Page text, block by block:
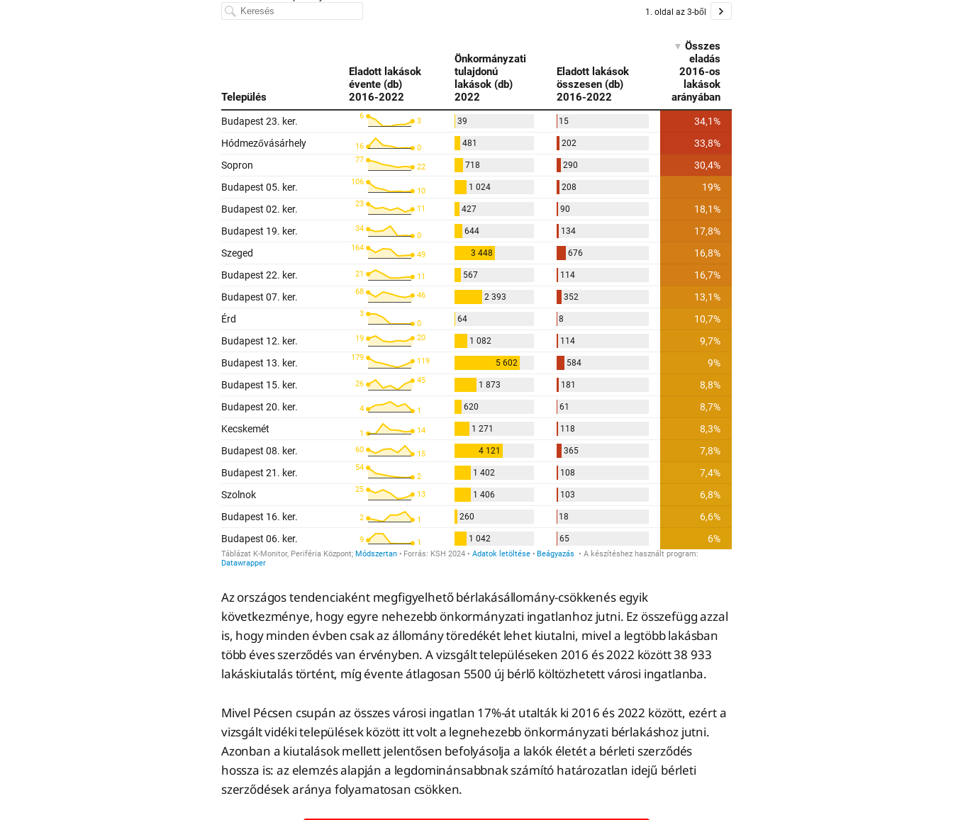
Az országos tendenciaként megfigyelhető bérlakásállomány-csökkenés egyik
következménye, hogy egyre nehezebb önkormányzati ingatlanhoz jutni. Ez összefügg azzal
is, hogy minden évben csak az állomány töredékét lehet kiutalni, mivel a legtöbb lakásban
több éves szerződés van érvényben. A vizsgált településeken 2016 és 2022 között 38 933
lakáskiutalás történt, míg évente átlagosan 5500 új bérlő költözhetett városi ingatlanba.
Mivel Pécsen csupán az összes városi ingatlan 17%-át utalták ki 2016 és 2022 között, ezért a
vizsgált vidéki települések között itt volt a legnehezebb önkormányzati bérlakáshoz jutni.
Azonban a kiutalások mellett jelentősen befolyásolja a lakók életét a bérleti szerződés
hossza is: az elemzés alapján a legdominánsabbnak számító határozatlan idejű bérleti
szerződések aránya folyamatosan csökken.